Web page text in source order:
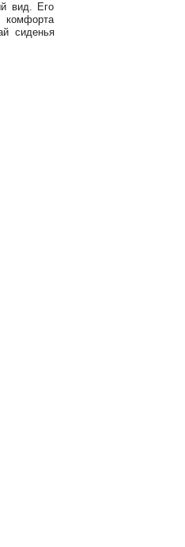
вид. Его
комфорта
сиденья